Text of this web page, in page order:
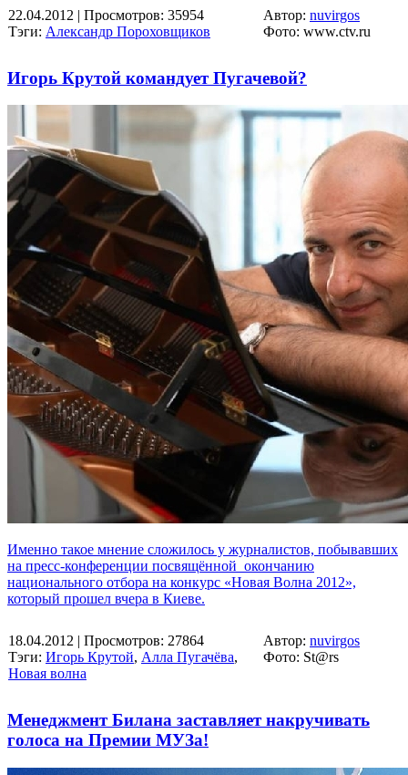
22.04.2012 | Просмотров: 35954
Тэги: Александр Пороховщиков
Автор: nuvirgos
Фото: www.ctv.ru
Игорь Крутой командует Пугачевой?
Именно такое мнение сложилось у журналистов, побывавших
на пресс-конференции посвящённой окончанию
национального отбора на конкурс «Новая Волна 2012»,
который прошел вчера в Киеве.
18.04.2012 | Просмотров: 27864
Тэги: Игорь Крутой, Алла Пугачёва,
Новая волна
Автор: nuvirgos
Фото: St@rs
Менеджмент Билана заставляет накручивать
голоса на Премии МУЗа!